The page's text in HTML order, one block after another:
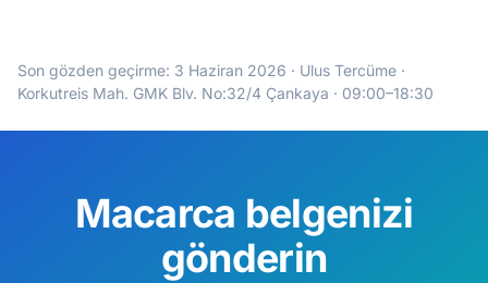
Son gözden geçirme: 3 Haziran 2026 · Ulus Tercüme ·
Korkutreis Mah. GMK Blv. No:32/4 Çankaya · 09:00–18:30
Macarca belgenizi
gönderin